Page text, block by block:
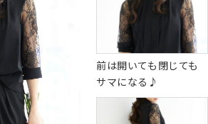
前は開いても閉じても
サマになる♪